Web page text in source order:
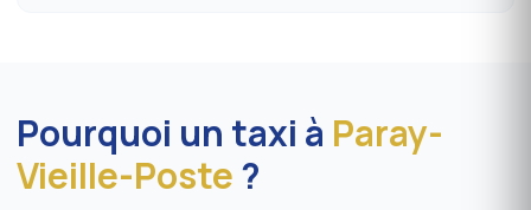
Pourquoi un taxi à Paray-
Vieille-Poste?